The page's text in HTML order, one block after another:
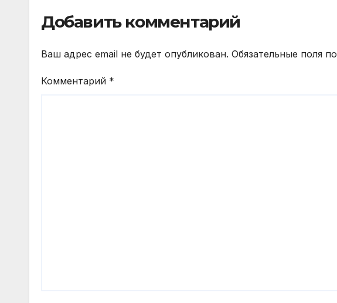
Добавить комментарий
Ваш адрес email не будет опубликован. Обязательные поля
Комментарий *